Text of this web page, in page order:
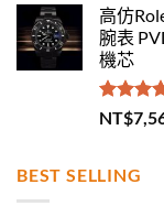
高仿
腕表
機芯
評分
滿分 5
NT$
BEST SELLING